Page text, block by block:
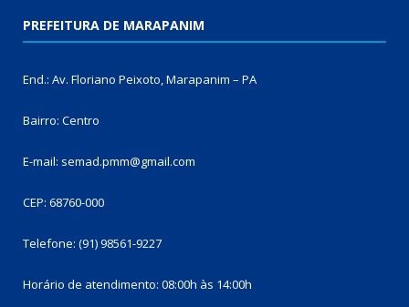
PREFEITURA DE MARAPANIM
End.: Av. Floriano Peixoto, Marapanim – PA
Bairro: Centro
E-mail: semad.pmm@gmail.com
CEP: 68760-000
Telefone: (91) 98561-9227
Horário de atendimento: 08:00h às 14:00h